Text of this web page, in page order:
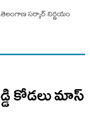
సర్కార్ నిర్ణయం
కోడలు మాస్